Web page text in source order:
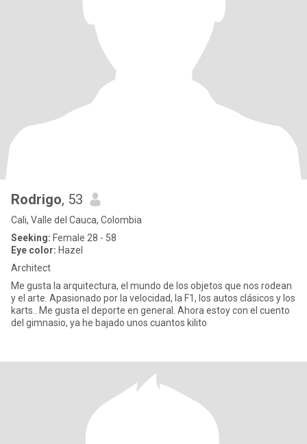
Rodrigo, 53
Cali, Valle del Cauca, Colombia
Seeking: Female 28 - 58
Eye color: Hazel
Architect
Me gusta la arquitectura, el mundo de los objetos que nos rodean
y el arte. Apasionado por la velocidad, la F1, los autos clásicos y los
karts.. Me gusta el deporte en general. Ahora estoy con el cuento
del gimnasio, ya he bajado unos cuantos kilito